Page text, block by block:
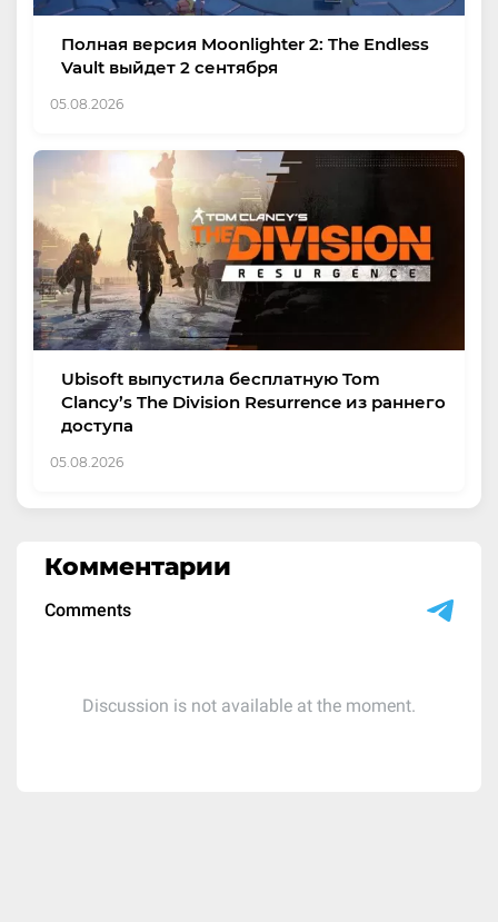
Полная версия Moonlighter 2: The Endless
Vault выйдет 2 сентября
05.08.2026
Ubisoft выпустила бесплатную Tom
Clancy’s The Division Resurrence из раннего
доступа
05.08.2026
Комментарии